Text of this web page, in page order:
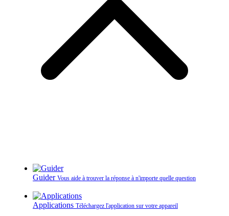
Guider Vous aide à trouver la réponse à n'importe quelle question
Applications Téléchargez l'application sur votre appareil